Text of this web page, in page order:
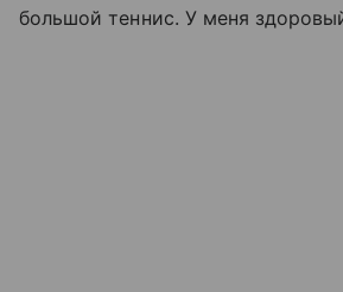
большой теннис. У меня